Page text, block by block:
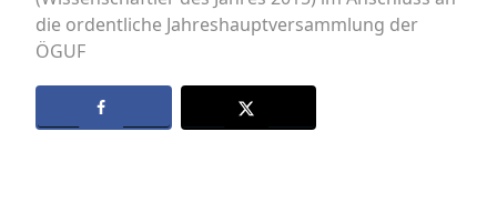
die ordentliche Jahreshauptversammlung der
ÖGUF